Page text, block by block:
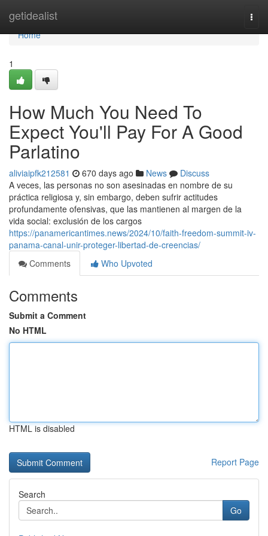
getidealist
Home
Home
1
How Much You Need To
Expect You'll Pay For A Good
Parlatino
aliviaipfk212581 670 days ago News
Discuss
A veces, las personas no son asesinadas en nombre de su
práctica religiosa y, sin embargo, deben sufrir actitudes
profundamente ofensivas, que las mantienen al margen de la
vida social: exclusión de los cargos
https://panamericantimes.news/2024/10/faith-freedom-summit-iv-
panama-canal-unir-proteger-libertad-de-creencias/
Comments
Who Upvoted
Comments
Submit a Comment
No HTML
HTML is disabled
Report Page
Search
Go